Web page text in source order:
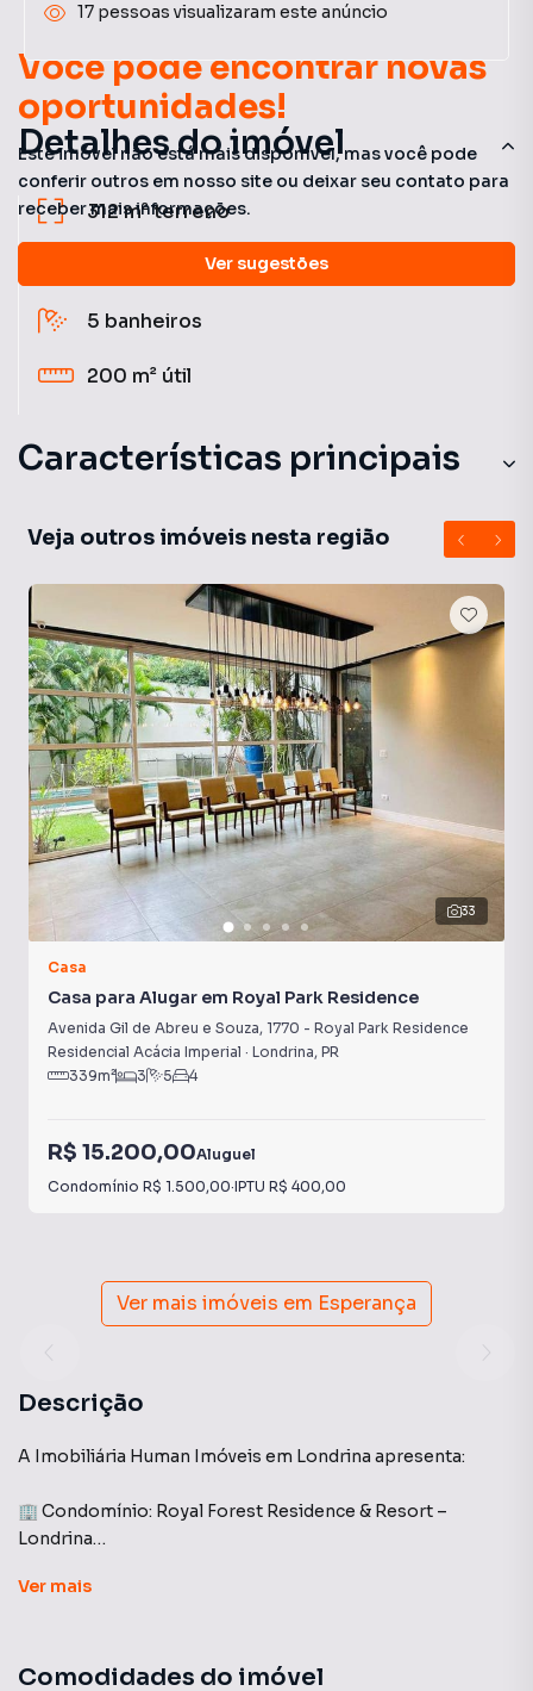
Você pode encontrar novas
oportunidades!
Este imóvel não está mais disponível, mas você pode
conferir outros em nosso site ou deixar seu contato para
receber mais informações.
Ver sugestões
Detalhes do imóvel
312 m²terreno
(3 suítes)
5 banheiros
200 m² útil
Características principais
Quadra Tênis
Portaria 24h
Guarita Com Segurança
Veja outros imóveis nesta região
33
Casa
Casa para Alugar em Royal Park Residence
Avenida Gil de Abreu e Souza, 1770 - Royal Park Residence
Residencial Acácia Imperial · Londrina, PR
339m² 3 5 4
R$ 15.200,00Aluguel
Condomínio R$ 1.500,00·IPTU R$ 400,00
Ver mais imóveis em Esperança
Descrição
A Imobiliária Human Imóveis em Londrina apresenta:
🏢 Condomínio: Royal Forest Residence & Resort –
Londrina
Casa com 200 m² de área privativa em terreno de 312 m²,
salas amplas, proporcionando ambientes aconchegantes
Ver mais
Comodidades do imóvel
17 pessoas visualizaram este anúncio